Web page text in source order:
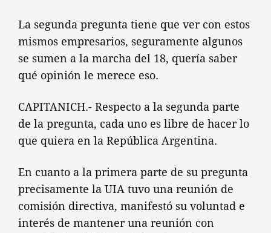
La segunda pregunta tiene que ver con estos
mismos empresarios, seguramente algunos
se sumen a la marcha del 18, quería saber
qué opinión le merece eso.
CAPITANICH.- Respecto a la segunda parte
de la pregunta, cada uno es libre de hacer lo
que quiera en la República Argentina.
En cuanto a la primera parte de su pregunta
precisamente la UIA tuvo una reunión de
comisión directiva, manifestó su voluntad e
interés de mantener una reunión con